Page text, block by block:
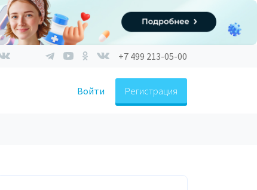
+7 499 213-05-00
Войти Регистрация